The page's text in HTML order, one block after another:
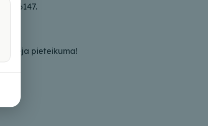
pieteikuma!